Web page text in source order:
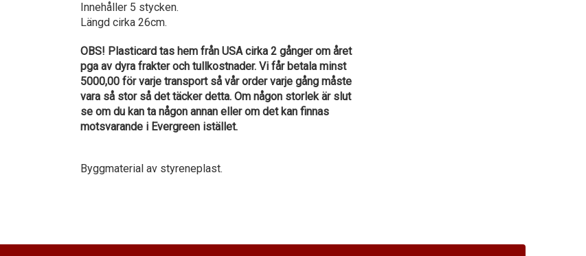
Innehåller 5 stycken.
Längd cirka 26cm.
OBS! Plasticard tas hem från USA cirka 2 gånger om året
pga av dyra frakter och tullkostnader. Vi får betala minst
5000,00 för varje transport så vår order varje gång måste
vara så stor så det täcker detta. Om någon storlek är slut
se om du kan ta någon annan eller om det kan finnas
motsvarande i Evergreen istället.
Byggmaterial av styreneplast.